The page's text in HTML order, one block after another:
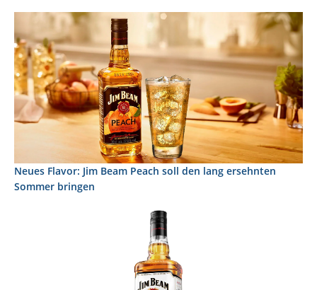
Neues Flavor: Jim Beam Peach soll den lang ersehnten
Sommer bringen